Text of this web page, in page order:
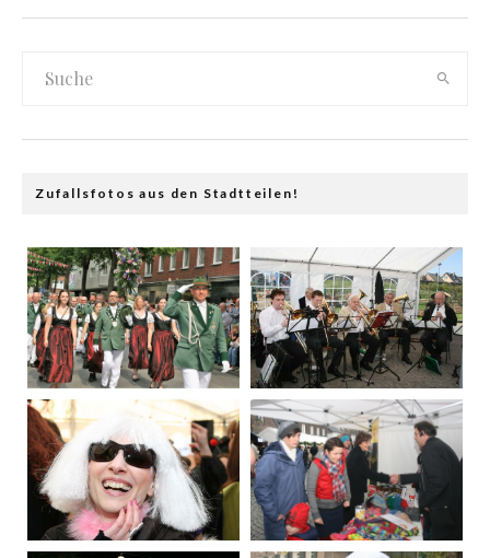
Zufallsfotos aus den Stadtteilen!